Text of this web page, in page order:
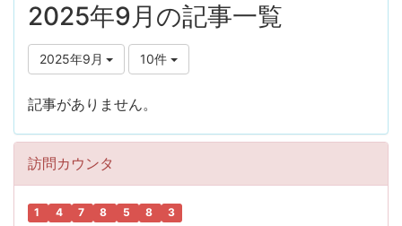
2025年9月の記事一覧
2025年9月 10件
記事がありません。
訪問カウンタ
1 4 7 8 5 8 3